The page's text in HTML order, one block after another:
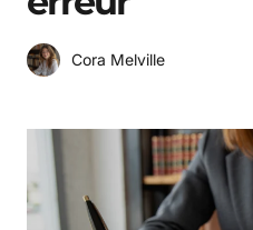
Cora Melville